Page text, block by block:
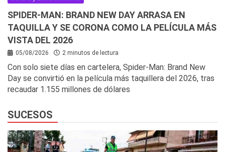
SPIDER-MAN: BRAND NEW DAY ARRASA EN
TAQUILLA Y SE CORONA COMO LA PELÍCULA MÁS
VISTA DEL 2026
05/08/2026 2 minutos de lectura
Con solo siete días en cartelera, Spider-Man: Brand New
Day se convirtió en la película más taquillera del 2026, tras
recaudar 1.155 millones de dólares
SUCESOS